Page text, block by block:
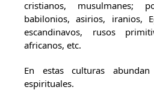
cristianos, musulmanes;
babilonios, asirios, iranios,
escandinavos, rusos
africanos, etc.
En estas culturas
espirituales.